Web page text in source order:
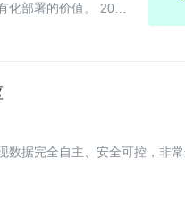
部署的价值。 2023
据完全自主、安全可控，非